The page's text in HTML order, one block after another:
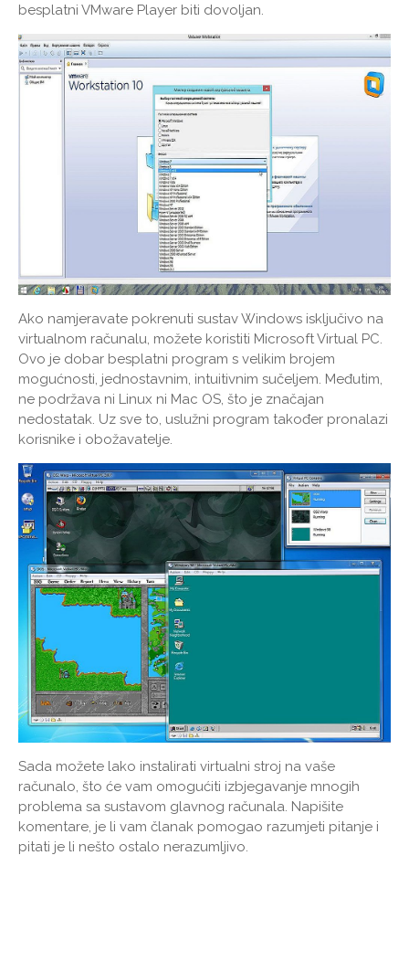
besplatni VMware Player biti dovoljan.
Ako namjeravate pokrenuti sustav Windows isključivo na
virtualnom računalu, možete koristiti Microsoft Virtual PC.
Ovo je dobar besplatni program s velikim brojem
mogućnosti, jednostavnim, intuitivnim sučeljem. Međutim,
ne podržava ni Linux ni Mac OS, što je značajan
nedostatak. Uz sve to, uslužni program također pronalazi
korisnike i obožavatelje.
Sada možete lako instalirati virtualni stroj na vaše
računalo, što će vam omogućiti izbjegavanje mnogih
problema sa sustavom glavnog računala. Napišite
komentare, je li vam članak pomogao razumjeti pitanje i
pitati je li nešto ostalo nerazumljivo.